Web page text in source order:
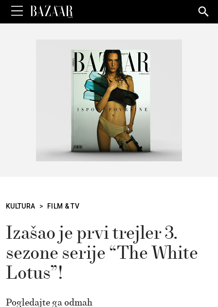
for:
KULTURA > FILM & TV
Izašao je prvi trejler 3.
sezone serije “The White
Lotus”!
Pogledajte ga odmah